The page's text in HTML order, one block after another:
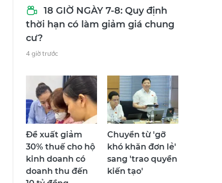
18 GIỜ NGÀY 7-8: Quy định
thời hạn có làm giảm giá chung
cư?
4 giờ trước
Đề xuất giảm
30% thuế cho hộ
kinh doanh có
doanh thu đến
Chuyển từ 'gỡ
khó khăn đơn lẻ'
sang 'trao quyền
kiến tạo'